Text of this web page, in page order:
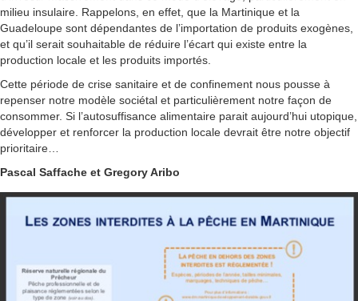
milieu insulaire. Rappelons, en effet, que la Martinique et la
Guadeloupe sont dépendantes de l’importation de produits exogènes,
et qu’il serait souhaitable de réduire l’écart qui existe entre la
production locale et les produits importés.
Cette période de crise sanitaire et de confinement nous pousse à
repenser notre modèle sociétal et particulièrement notre façon de
consommer. Si l’autosuffisance alimentaire parait aujourd’hui utopique,
développer et renforcer la production locale devrait être notre objectif
prioritaire…
Pascal Saffache et Gregory Aribo